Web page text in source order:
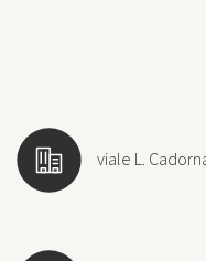
viale L.